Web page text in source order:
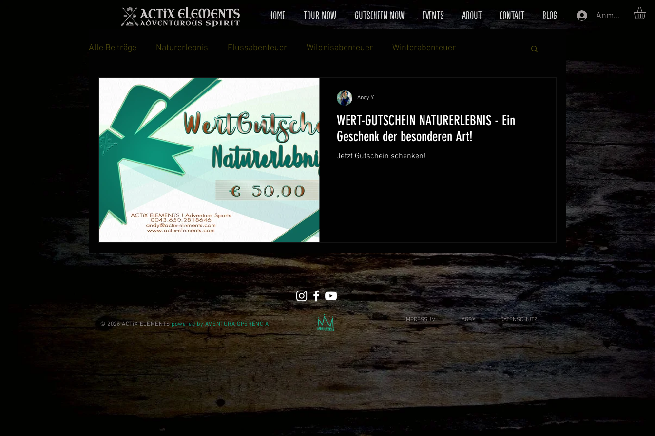
HOME TOUR NOW GUTSCHEIN NOW EVENTS ABOUT CONTACT BLOG Anmelden
Alle Beiträge Naturerlebnis Flussabenteuer Wildnisabenteuer Winterabenteuer
The Adventures of Harry&Huck
Kunst- und Kultur
WERT-GUTSCHEIN NATURERLEBNIS - Ein
Geschenk der besonderen Art!
Jetzt Gutschein schenken!
Andy Y.
© 2026 ACTiX ELEMENTSpowered by AVENTURA OPERENCIA
IMPRESSUM AGB's DATENSCHUTZ